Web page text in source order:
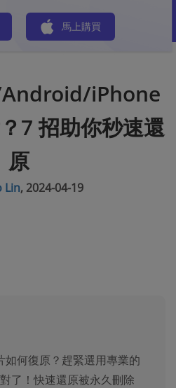
馬上購買
Android/iPhone
7 招助你秒速還
原
Lin, 2024-04-19
如何復原？趕緊選用專業的
了！快速還原被永久刪除